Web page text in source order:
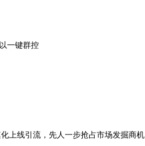
一键群控
上线引流，先人一步抢占市场发掘商机